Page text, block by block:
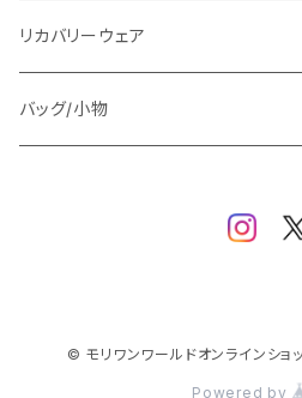
TAION
マウンテンパーカー/アウトドア
ダウン / 中綿アウター
ワイシャツ
ニット/Tシャツ/カットソー
スウェット/パーカー
アウター
トップス（ブラウス/カットソー）
ジャケット
リカバリーウェア
バッグ/小物
© モリワンワールドオンラインショ
Powered by